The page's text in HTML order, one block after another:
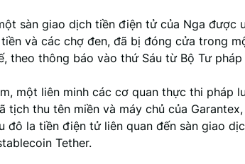
sàn giao dịch tiền điện tử của Nga được
và các chợ đen, đã bị đóng cửa trong
theo thông báo vào thứ Sáu từ Bộ Tư pháp
một liên minh các cơ quan thực thi pháp
tịch thu tên miền và máy chủ của
đô la tiền điện tử liên quan đến sàn giao
Tether.